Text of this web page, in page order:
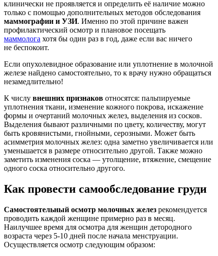
клинически не проявляется и определить её наличие можно
только с помощью дополнительных методов обследования
маммографии и УЗИ. Именно по этой причине важен
профилактический осмотр и плановое посещать
маммолога хотя бы один раз в год, даже если вас ничего
не беспокоит.
Если опухолевидное образование или уплотнение в молочной
железе найдено самостоятельно, то к врачу нужно обращаться
незамедлительно!
К числу внешних признаков относятся: пальпируемые
уплотнения ткани, изменение кожного покрова, искажение
формы и очертаний молочных желез, выделения из сосков.
Выделения бывают различными по цвету, количеству, могут
быть кровянистыми, гнойными, серозными. Может быть
асимметрия молочных желез: одна заметно увеличивается или
уменьшается в размере относительно другой. Также можно
заметить изменения соска — утолщение, втяжение, смещение
одного соска относительно другого.
Как провести самообследование груди
Самостоятельный осмотр молочных желез рекомендуется
проводить каждой женщине примерно раз в месяц.
Наилучшее время для осмотра для женщин детородного
возраста через 5-10 дней после начала менструации.
Осуществляется осмотр следующим образом: